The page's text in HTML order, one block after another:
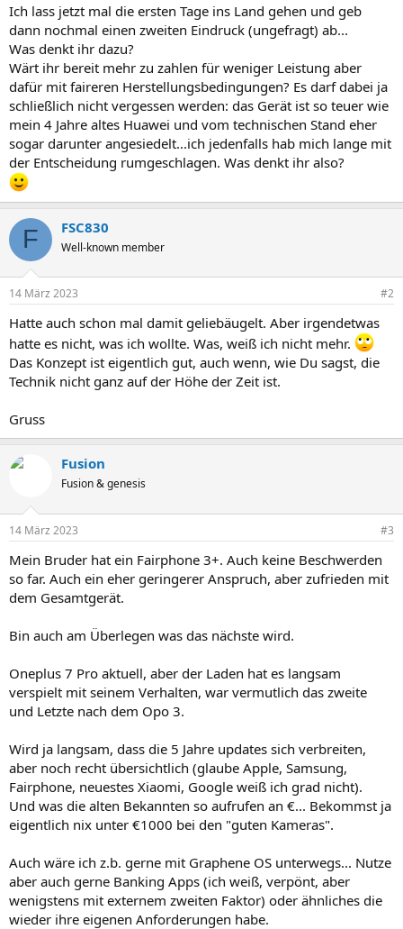
Ich lass jetzt mal die ersten Tage ins Land gehen und geb
dann nochmal einen zweiten Eindruck (ungefragt) ab...
Was denkt ihr dazu?
Wärt ihr bereit mehr zu zahlen für weniger Leistung aber
dafür mit faireren Herstellungsbedingungen? Es darf dabei ja
schließlich nicht vergessen werden: das Gerät ist so teuer wie
mein 4 Jahre altes Huawei und vom technischen Stand eher
sogar darunter angesiedelt...ich jedenfalls hab mich lange mit
der Entscheidung rumgeschlagen. Was denkt ihr also?
F FSC830
Well-known member
14 März 2023 #2
Hatte auch schon mal damit geliebäugelt. Aber irgendetwas
hatte es nicht, was ich wollte. Was, weiß ich nicht mehr.
Das Konzept ist eigentlich gut, auch wenn, wie Du sagst, die
Technik nicht ganz auf der Höhe der Zeit ist.
Gruss
Fusion
Fusion & genesis
14 März 2023 #3
Mein Bruder hat ein Fairphone 3+. Auch keine Beschwerden
so far. Auch ein eher geringerer Anspruch, aber zufrieden mit
dem Gesamtgerät.
Bin auch am Überlegen was das nächste wird.
Oneplus 7 Pro aktuell, aber der Laden hat es langsam
verspielt mit seinem Verhalten, war vermutlich das zweite
und Letzte nach dem Opo 3.
Wird ja langsam, dass die 5 Jahre updates sich verbreiten,
aber noch recht übersichtlich (glaube Apple, Samsung,
Fairphone, neuestes Xiaomi, Google weiß ich grad nicht).
Und was die alten Bekannten so aufrufen an €... Bekommst ja
eigentlich nix unter €1000 bei den "guten Kameras".
Auch wäre ich z.b. gerne mit Graphene OS unterwegs... Nutze
aber auch gerne Banking Apps (ich weiß, verpönt, aber
wenigstens mit externem zweiten Faktor) oder ähnliches die
wieder ihre eigenen Anforderungen habe.